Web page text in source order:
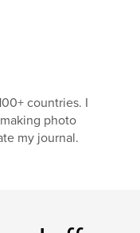
countries. I
photo
my journal.